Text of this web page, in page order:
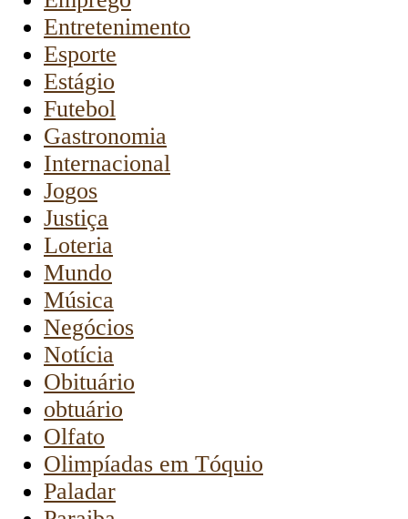
Entretenimento
Esporte
Estágio
Futebol
Gastronomia
Internacional
Jogos
Justiça
Loteria
Mundo
Música
Negócios
Notícia
Obituário
obtuário
Olfato
Olimpíadas em Tóquio
Paladar